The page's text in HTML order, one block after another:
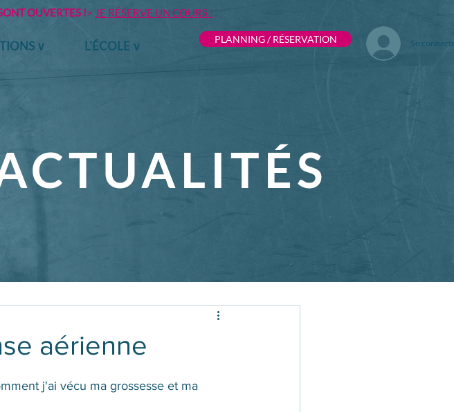
∨ L'ÉCOLE ∨ PLANNING / RÉSERVATION
OUVERTES !> JE RÉSERVE UN COURS !
Se
aérienne
j'ai vécu ma grossesse et ma